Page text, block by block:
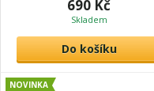
690 Kč
Skladem
Do košíku
NOVINKA